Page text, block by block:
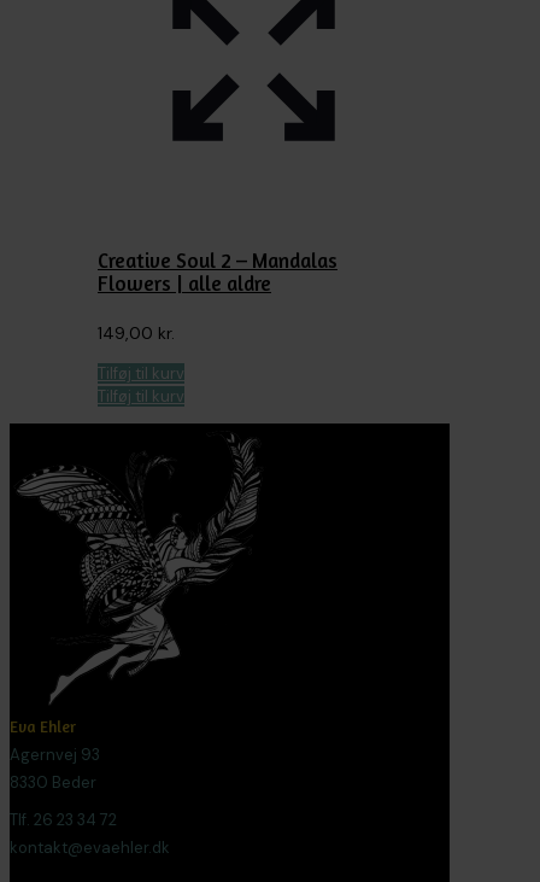
Creative Soul 2 – Mandalas
Flowers | alle aldre
149,00 kr.
Tilføj til kurv
Tilføj til kurv
Eva Ehler
Agernvej 93
8330 Beder
Tlf. 26 23 34 72
kontakt@evaehler.dk